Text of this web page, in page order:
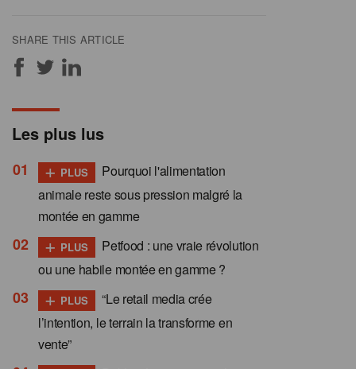
SHARE THIS ARTICLE
Les plus lus
+ PLUS
Pourquoi l'alimentation
animale reste sous pression malgré la
montée en gamme
+ PLUS
Petfood : une vraie révolution
ou une habile montée en gamme ?
+ PLUS
“Le retail media crée
l’intention, le terrain la transforme en
vente”